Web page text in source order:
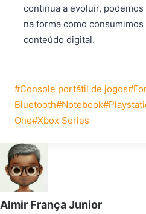
continua a evoluir,
na forma como
conteúdo digital.
Tags
do
Post:
#Console portátil de jogos#
Bluetooth#Notebook#
One#Xbox Series
Almir França Junior